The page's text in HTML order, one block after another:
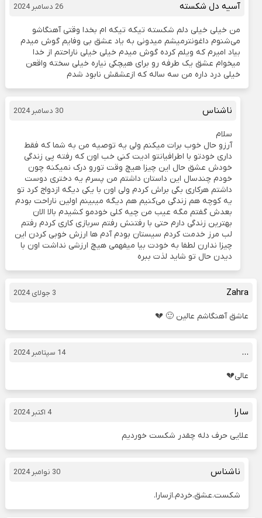
آسیه دل شکسته 26 دسامبر 2024
من خیلی خیلی دلم شکسته تیکه تیکه ام بخدا وقتی آهنگاشو
می‌شنوم داغونترمیشم میدونی به یاد عشق بی وفایم گوش میدم
بیاد امیرم که ویلم کرده گوش میدم خیلی خیلی ناراحتم از خدا
میخوام عشق یک طرفه رو برای هیچکی نیاره خیلی سخته واقعن
خیلی درد داره من سه ساله که ازعشقش نابود شدم
ناشناس 30 دسامبر 2024
سلام
آرزو حال خوب برات میکنم ولی یه توصیه من به شما که فقط
داری خودتو با اطرافیانتو ادیت کنی خب اون که رفته پی زندگی
خودش عشق حال این چیزا هیچ وقت تورو درک نمیکنه چون
خودم چندسال این داستان داشتم من پسرم یه دختری دوست
داشتم هرکاری بگی براش کردم ولی اون با یکی دیگه ازدواج کرد تو
یه کوچه هم زندگی می‌کنیم هم دیگه میبینم اولین ناراحت بودم
بعدش گفتم مگه عیب من چیه کلی خودمو کشیدم بالا الان
بهترین زندگی دارم حتی با رفتنش رفتم سربازی کاری کردم رفتم
لب مرز خدمت کردم سیستان بودم آدم ها ارزش خوبی کردن این
چیزا ندارن لطفا به خودت بیا میفهمی هیچ ارزشی نداشت اون با
دیدن حال تو شاید لذت ببره
Zahra 3 جولای 2024
عاشق آهنگاشم عالین 🙂 💔
… 14 سپتامبر 2024
عالی💔
سارا 4 اکتبر 2024
علایی حرف دله چقدر شکست خوردیم
ناشناس 30 نوامبر 2024
شکست.عشق.خردم.ازسارا.